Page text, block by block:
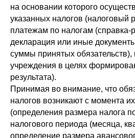
на основании которого
указанных налогов (налоговый
платежам по налогам (справка-
декларация или иные
суммы принятых обязательств),
учреждения в целях
результата).
Принимая во внимание, что
налогов возникают с момента
(определения размера налога
налогового периода (месяца,
определение размера